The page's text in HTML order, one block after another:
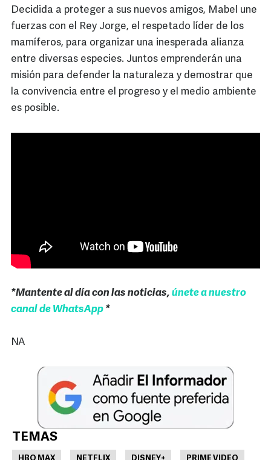
Decidida a proteger a sus nuevos amigos, Mabel une
fuerzas con el Rey Jorge, el respetado líder de los
mamíferos, para organizar una inesperada alianza
entre diversas especies. Juntos emprenderán una
misión para defender la naturaleza y demostrar que
la convivencia entre el progreso y el medio ambiente
es posible.
*Mantente al día con las noticias, únete a nuestro
canal de WhatsApp *
NA
TEMAS